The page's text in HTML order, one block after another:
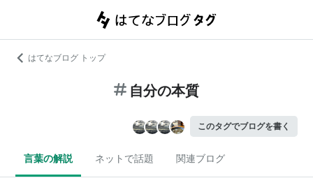
はてなブログ トップ
自分の本質
このタグでブログを書く
言葉の解説 ネットで話題 関連ブログ